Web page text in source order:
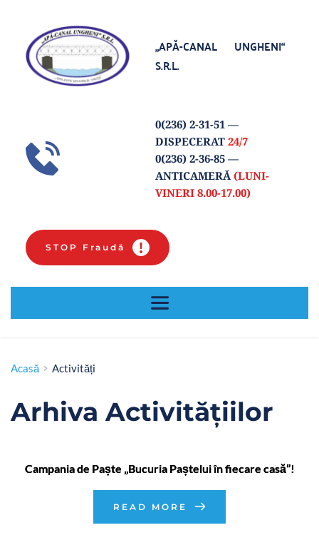
„APĂ-CANAL UNGHENI“
S.R.L.
0(236) 2-31-51 —
DISPECERAT 24/7
0(236) 2-36-85 —
ANTICAMERĂ (LUNI-
VINERI 8.00-17.00)
STOP Fraudă
Acasă Activități
Arhiva Activitățiilor
Campania de Paște „Bucuria Paștelui în fiecare casă”!
READ MORE